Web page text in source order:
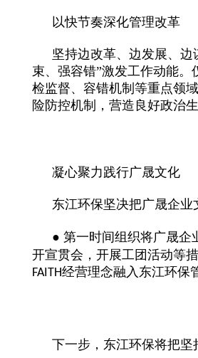
以快节奏深化管理改革
坚持边改革、边发展、
束、强容错”激发工作动能
检监督、容错机制等重点领
险防控机制，营造良好政治
凝心聚力践行广晟文化
东江环保坚决把广晟企业
● 第一时间组织将广晟企
开宣贯会，开展工团活动等
FAITH经营理念融入东江环保
下一步，东江环保将把坚